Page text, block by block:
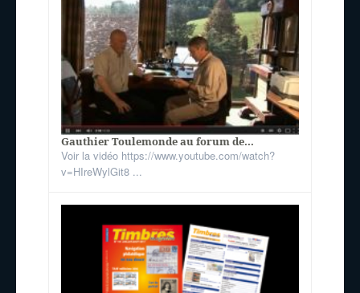
Gauthier Toulemonde au forum de...
Voir la vidéo https://www.youtube.com/watch?
v=HIreWylGit8 ...